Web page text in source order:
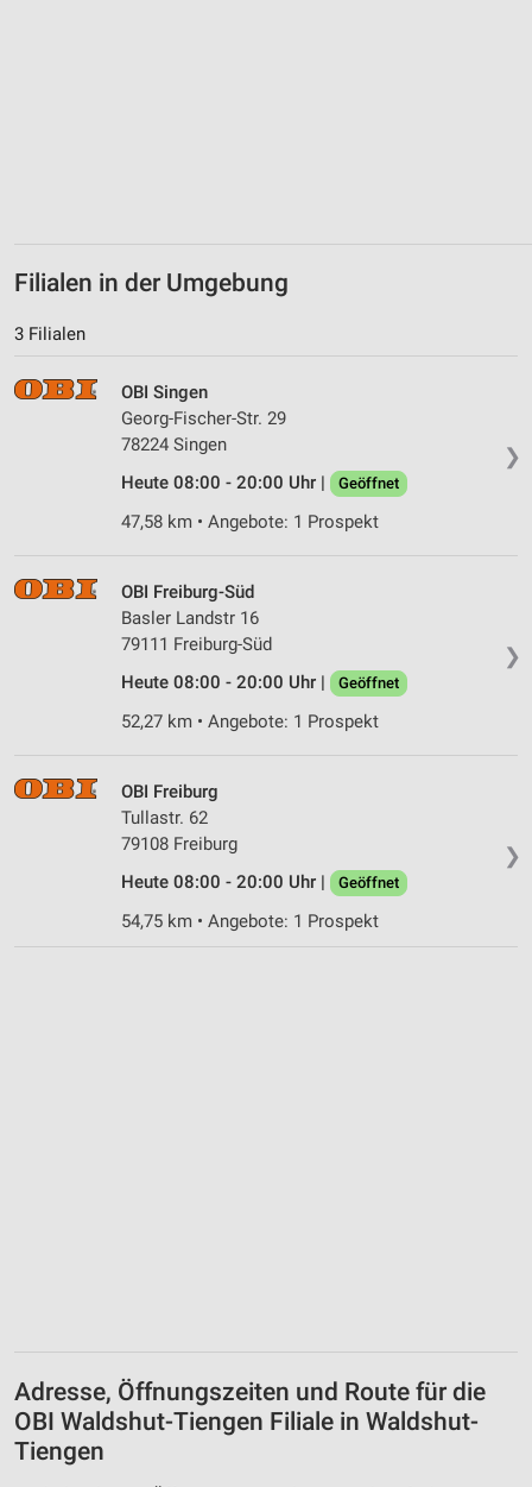
Filialen in der Umgebung
3 Filialen
❯
OBI Singen
Georg-Fischer-Str. 29
78224 Singen
Heute 08:00 - 20:00 Uhr |
Geöffnet
47,58 km • Angebote: 1 Prospekt
❯
OBI Freiburg-Süd
Basler Landstr 16
79111 Freiburg-Süd
Heute 08:00 - 20:00 Uhr |
Geöffnet
52,27 km • Angebote: 1 Prospekt
❯
OBI Freiburg
Tullastr. 62
79108 Freiburg
Heute 08:00 - 20:00 Uhr |
Geöffnet
54,75 km • Angebote: 1 Prospekt
Adresse, Öffnungszeiten und Route für die
OBI Waldshut-Tiengen Filiale in Waldshut-
Tiengen
Verwendung reduzierter Daten zur Auswahl von
Verwendung genauer Standortdaten
Geräte anhand von aktiv angeforderten
Informationen identifizieren
Nicht-IAB-Verarbeitungszwecke:
Performance